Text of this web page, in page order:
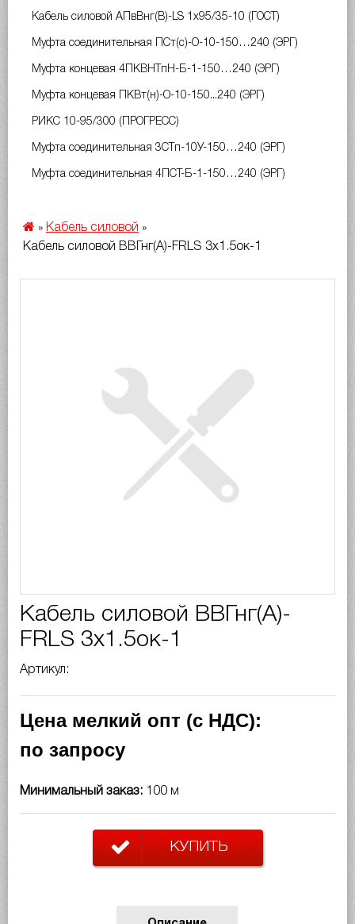
Кабель силовой АПвВнг(B)-LS 1х95/35-10 (ГОСТ)
Муфта соединительная ПСт(с)-О-10-150…240 (ЭРГ)
Муфта концевая 4ПКВНТпН-Б-1-150…240 (ЭРГ)
Муфта концевая ПКВт(н)-О-10-150...240 (ЭРГ)
РИКС 10-95/300 (ПРОГРЕСС)
Муфта соединительная 3СТп-10У-150…240 (ЭРГ)
Муфта соединительная 4ПСТ-Б-1-150…240 (ЭРГ)
» Кабель силовой »
Кабель силовой ВВГнг(A)-FRLS 3х1.5ок-1
Кабель силовой ВВГнг(A)-
FRLS 3х1.5ок-1
Артикул:
Цена мелкий опт (с НДС):
по запросу
Минимальный заказ: 100 м
КУПИТЬ